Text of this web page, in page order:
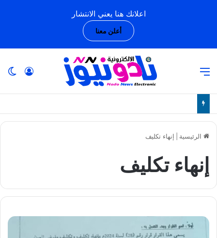
اعلانك هنا يعني الانتشار
أعلن معنا
الرئيسية إنهاء تكليف
إنهاء تكليف